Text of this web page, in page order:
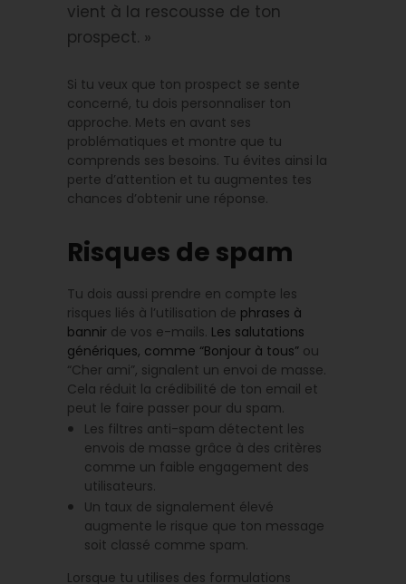
vient à la rescousse de ton
prospect. »
Si tu veux que ton prospect se sente
concerné, tu dois personnaliser ton
approche. Mets en avant ses
problématiques et montre que tu
comprends ses besoins. Tu évites ainsi la
perte d’attention et tu augmentes tes
chances d’obtenir une réponse.
Risques de spam
Tu dois aussi prendre en compte les
risques liés à l’utilisation de phrases à
bannir de vos e-mails. Les salutations
génériques, comme “Bonjour à tous” ou
“Cher ami”, signalent un envoi de masse.
Cela réduit la crédibilité de ton email et
peut le faire passer pour du spam.
Les filtres anti-spam détectent les
envois de masse grâce à des critères
comme un faible engagement des
utilisateurs.
Un taux de signalement élevé
augmente le risque que ton message
soit classé comme spam.
Lorsque tu utilises des formulations